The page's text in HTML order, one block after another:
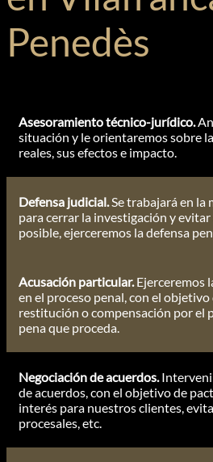
Penedès
Asesoramiento técnico-jurídico.
situación y le orientaremos sobre
reales, sus efectos e impacto.
Defensa judicial.Se trabajará en la
para cerrar la investigación y evitar
posible, ejerceremos la defensa
Acusación particular.Ejerceremos
en el proceso penal, con el
restitución o compensación por el
pena que proceda.
Negociación de acuerdos.
de acuerdos, con el objetivo de
interés para nuestros clientes,
procesales, etc.